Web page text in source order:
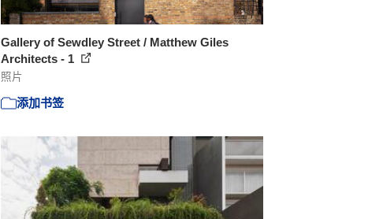
Gallery of Sewdley Street / Matthew Giles
Architects - 1
照片
添加书签